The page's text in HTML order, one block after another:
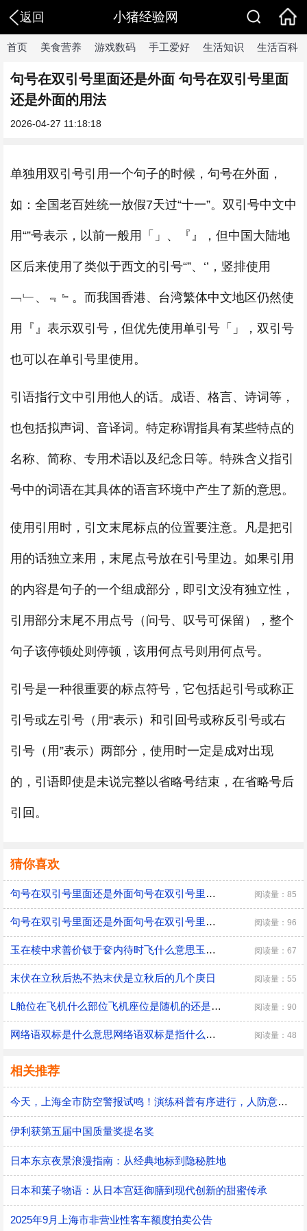
返回 小猪经验网
首页 美食营养 游戏数码 手工爱好 生活知识 生活百科
句号在双引号里面还是外面 句号在双引号里面
还是外面的用法
2026-04-27 11:18:18
单独用双引号引用一个句子的时候，句号在外面，
如：全国老百姓统一放假7天过“十一”。双引号中文中
用“”号表示，以前一般用「」、『』，但中国大陆地
区后来使用了类似于西文的引号“”、‘’，竖排使用
﹁﹂、﹃﹄。而我国香港、台湾繁体中文地区仍然使
用『』表示双引号，但优先使用单引号「」，双引号
也可以在单引号里使用。
引语指行文中引用他人的话。成语、格言、诗词等，
也包括拟声词、音译词。特定称谓指具有某些特点的
名称、简称、专用术语以及纪念日等。特殊含义指引
号中的词语在其具体的语言环境中产生了新的意思。
使用引用时，引文末尾标点的位置要注意。凡是把引
用的话独立来用，末尾点号放在引号里边。如果引用
的内容是句子的一个组成部分，即引文没有独立性，
引用部分末尾不用点号（问号、叹号可保留），整个
句子该停顿处则停顿，该用何点号则用何点号。
引号是一种很重要的标点符号，它包括起引号或称正
引号或左引号（用“表示）和引回号或称反引号或右
引号（用”表示）两部分，使用时一定是成对出现
的，引语即使是未说完整以省略号结束，在省略号后
引回。
猜你喜欢
句号在双引号里面还是外面句号在双引号里面还是外面的用法 阅读量：85
句号在双引号里面还是外面句号在双引号里面吗 阅读量：96
玉在椟中求善价钗于奁内待时飞什么意思玉在椟中求善价钗于奁内待时飞的意思是什么 阅读量：67
末伏在立秋后热不热末伏是立秋后的几个庚日 阅读量：55
L舱位在飞机什么部位飞机座位是随机的还是可以自己选 阅读量：90
网络语双标是什么意思网络语双标是指什么意思 阅读量：48
相关推荐
今天，上海全市防空警报试鸣！演练科普有序进行，人防意识“声入人心”
伊利获第五届中国质量奖提名奖
日本东京夜景浪漫指南：从经典地标到隐秘胜地
日本和菓子物语：从日本宫廷御膳到现代创新的甜蜜传承
2025年9月上海市非营业性客车额度拍卖公告